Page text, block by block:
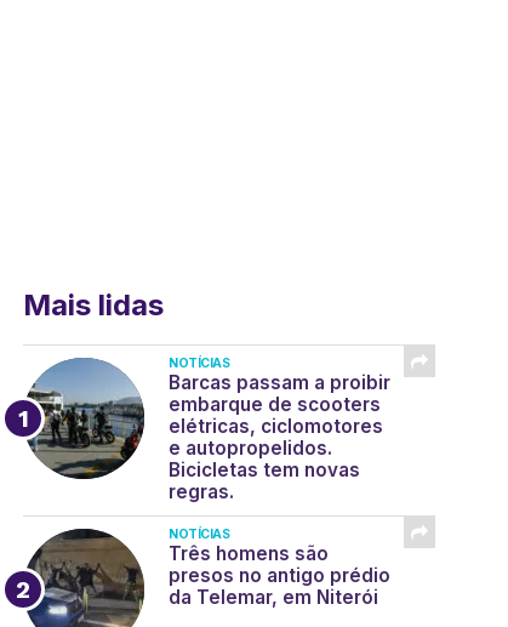
Mais lidas
NOTÍCIAS
Barcas passam a proibir
embarque de scooters
elétricas, ciclomotores
e autopropelidos.
Bicicletas tem novas
regras.
NOTÍCIAS
Três homens são
presos no antigo prédio
da Telemar, em Niterói